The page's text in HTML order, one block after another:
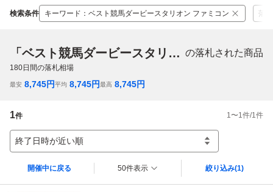
検索条件 キーワード ： ベスト競馬ダービースタリオン ファミコン 落
「ベスト競馬ダービースタリオン ファミコン」 の落札された商品
180日間の落札相場
最安 8,745円平均 8,745円最高 8,745円
1件 1 〜1 件/1 件
終了日時が近い順
開催中に戻る 50件表示 絞り込み(1)